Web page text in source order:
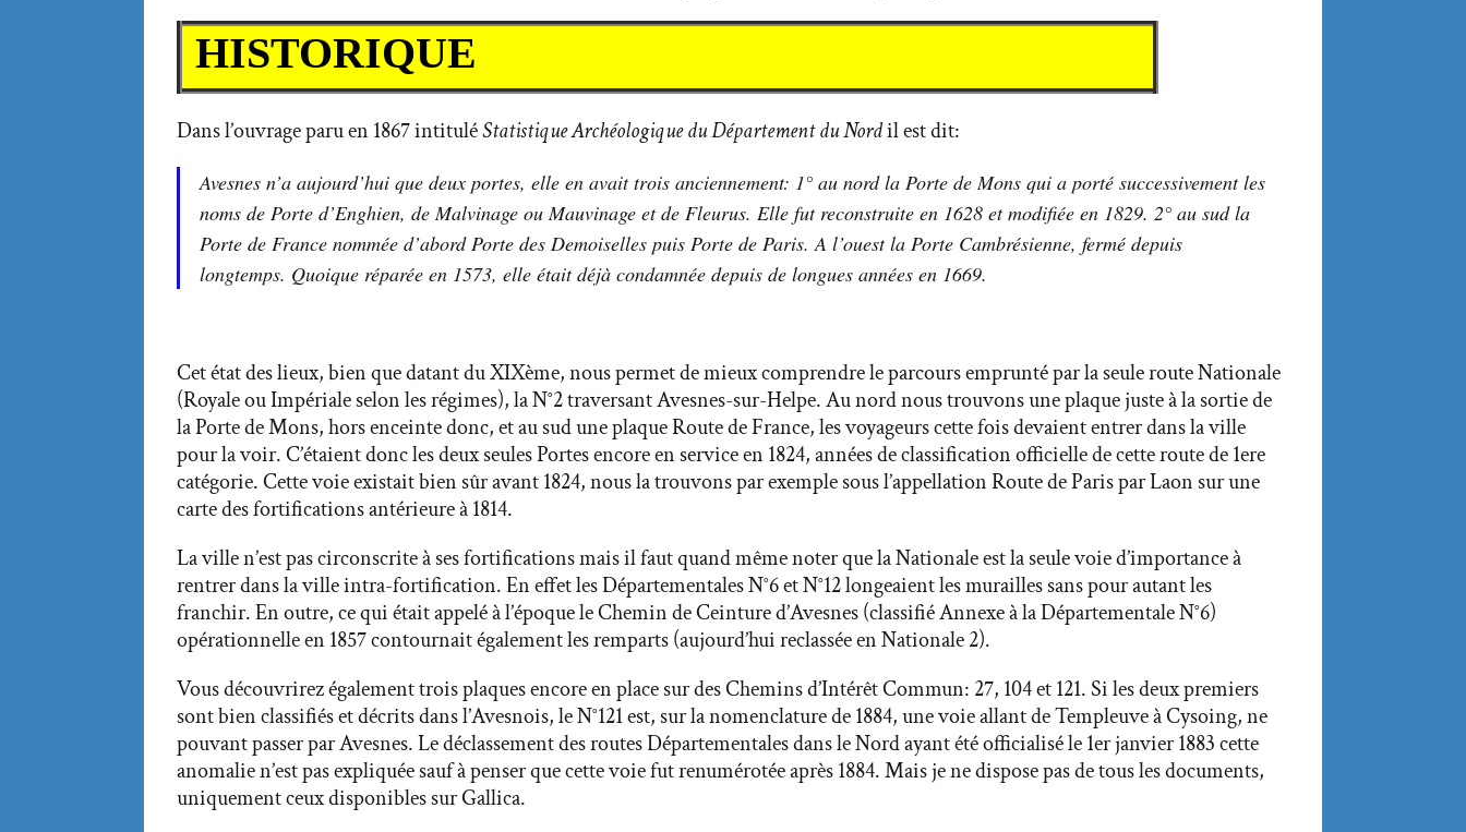
HISTORIQUE
Dans l’ouvrage paru en 1867 intituléStatistique Archéologique du Département du Nordil est dit:
Avesnes n’a aujourd’hui que deux portes, elle en avait trois anciennement: 1° au nord la Porte de Mons qui a porté successivement les
noms de Porte d’Enghien, de Malvinage ou Mauvinage et de Fleurus. Elle fut reconstruite en 1628 et modifiée en 1829. 2° au sud la
Porte de France nommée d’abord Porte des Demoiselles puis Porte de Paris. A l’ouest la Porte Cambrésienne, fermé depuis
longtemps. Quoique réparée en 1573, elle était déjà condamnée depuis de longues années en 1669.
Cet état des lieux, bien que datant du XIXème, nous permet de mieux comprendre le parcours emprunté par la seule route Nationale
(Royale ou Impériale selon les régimes), la N°2 traversant Avesnes-sur-Helpe. Au nord nous trouvons une plaque juste à la sortie de
la Porte de Mons, hors enceinte donc, et au sud une plaque Route de France, les voyageurs cette fois devaient entrer dans la ville
pour la voir. C’étaient donc les deux seules Portes encore en service en 1824, années de classification officielle de cette route de 1ere
catégorie. Cette voie existait bien sûr avant 1824, nous la trouvons par exemple sous l’appellation Route de Paris par Laon sur une
carte des fortifications antérieure à 1814.
La ville n’est pas circonscrite à ses fortifications mais il faut quand même noter que la Nationale est la seule voie d’importance à
rentrer dans la ville intra-fortification. En effet les Départementales N°6 et N°12 longeaient les murailles sans pour autant les
franchir. En outre, ce qui était appelé à l’époque le Chemin de Ceinture d’Avesnes (classifié Annexe à la Départementale N°6)
opérationnelle en 1857 contournait également les remparts (aujourd’hui reclassée en Nationale 2).
Vous découvrirez également trois plaques encore en place sur des Chemins d’Intérêt Commun: 27, 104 et 121. Si les deux premiers
sont bien classifiés et décrits dans l’Avesnois, le N°121 est, sur la nomenclature de 1884, une voie allant de Templeuve à Cysoing, ne
pouvant passer par Avesnes. Le déclassement des routes Départementales dans le Nord ayant été officialisé le 1er janvier 1883 cette
anomalie n’est pas expliquée sauf à penser que cette voie fut renumérotée après 1884. Mais je ne dispose pas de tous les documents,
uniquement ceux disponibles sur Gallica.